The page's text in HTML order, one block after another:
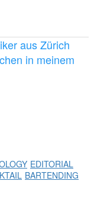
aus Zürich
in meinem
EDITORIAL
BARTENDING